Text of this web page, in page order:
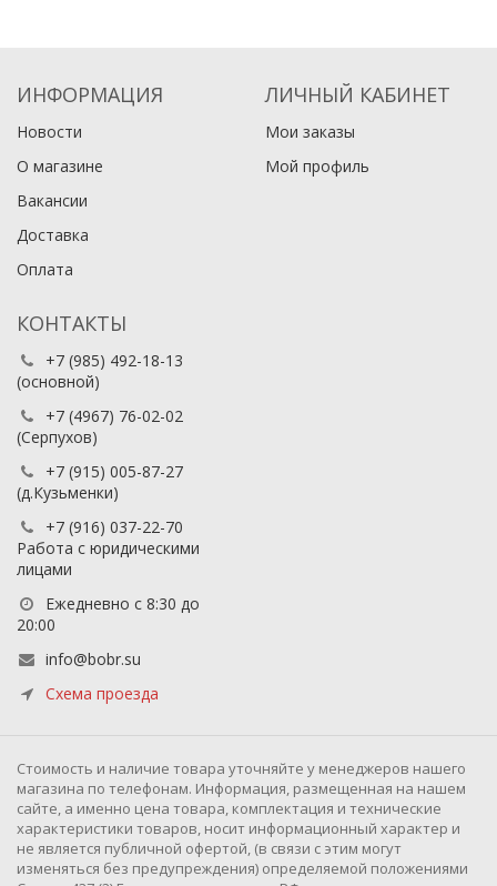
ИНФОРМАЦИЯ
Новости
О магазине
Вакансии
Доставка
Оплата
ЛИЧНЫЙ КАБИНЕТ
Мои заказы
Мой профиль
КОНТАКТЫ
+7 (985) 492-18-13
(основной)
+7 (4967) 76-02-02
(Серпухов)
+7 (915) 005-87-27
(д.Кузьменки)
+7 (916) 037-22-70
Работа с юридическими
лицами
Ежедневно с 8:30 до
20:00
info@bobr.su
Схема проезда
Cтоимость и наличие товара уточняйте у менеджеров нашего
магазина по телефонам. Информация, размещенная на нашем
сайте, а именно цена товара, комплектация и технические
характеристики товаров, носит информационный характер и
не является публичной офертой, (в связи с этим могут
изменяться без предупреждения) определяемой положениями